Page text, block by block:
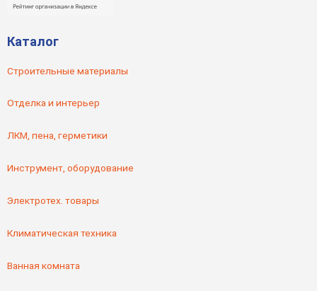
Каталог
Строительные материалы
Отделка и интерьер
ЛКМ, пена, герметики
Инструмент, оборудование
Электротех. товары
Климатическая техника
Ванная комната